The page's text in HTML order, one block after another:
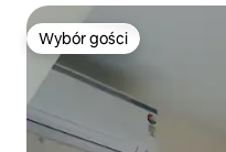
Wybór gości
Wybór gości